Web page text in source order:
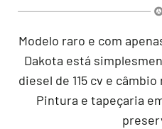
Modelo raro e com
Dakota está
diesel de 115 cv e
Pintura e tapeçaria